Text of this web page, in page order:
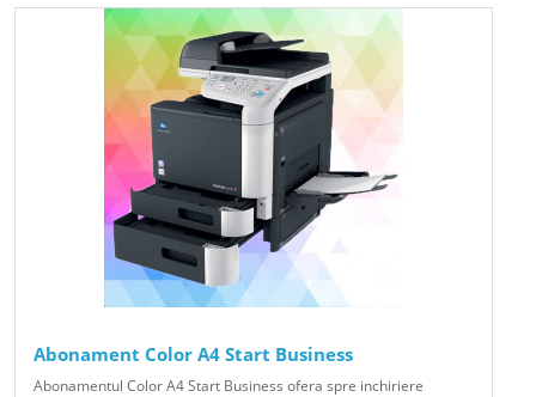
Abonament Color A4 Start Business
Abonamentul Color A4 Start Business ofera spre inchiriere